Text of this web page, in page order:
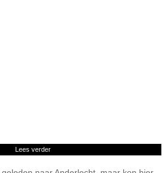
Lees verder